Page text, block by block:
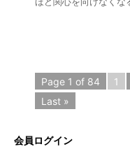
Page 1 of 84 1
Last »
会員ログイン